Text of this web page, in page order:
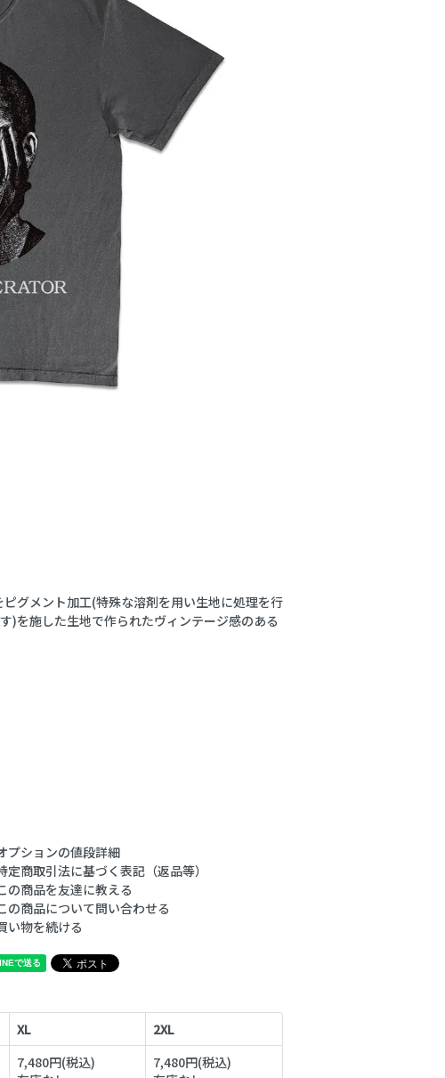
グメント加工(特殊な溶剤を用い生地に処理を行
)を施した生地で作られたヴィンテージ感のある
プションの値段詳細
定商取引法に基づく表記（返品等）
の商品を友達に教える
の商品について問い合わせる
い物を続ける
XL 2XL
7,480円(税込)
7,480円(税込)